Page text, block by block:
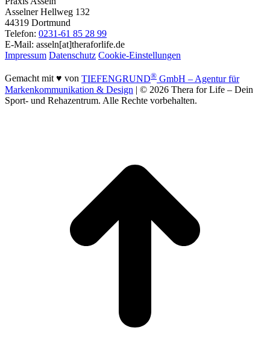
Asselner Hellweg 132
44319 Dortmund
Telefon: 0231-61 85 28 99
E-Mail: asseln[at]theraforlife.de
Impressum Datenschutz Cookie-Einstellungen
Gemacht mit ♥ von TIEFENGRUND® GmbH – Agentur für
Markenkommunikation & Design | © 2026 Thera for Life – Dein
Sport- und Rehazentrum. Alle Rechte vorbehalten.